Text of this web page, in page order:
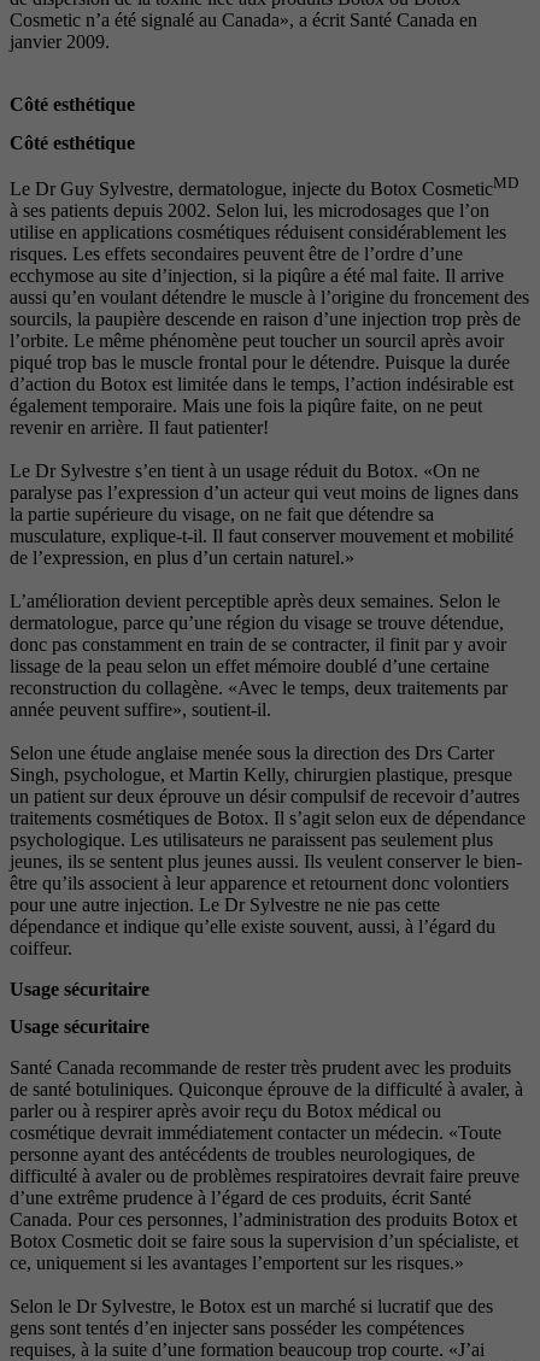
Cosmetic n’a été signalé au Canada», a écrit Santé Canada en
janvier 2009.
Côté esthétique
Côté esthétique
Le Dr Guy Sylvestre, dermatologue, injecte du Botox CosmeticMD
à ses patients depuis 2002. Selon lui, les microdosages que l’on
utilise en applications cosmétiques réduisent considérablement les
risques. Les effets secondaires peuvent être de l’ordre d’une
ecchymose au site d’injection, si la piqûre a été mal faite. Il arrive
aussi qu’en voulant détendre le muscle à l’origine du froncement des
sourcils, la paupière descende en raison d’une injection trop près de
l’orbite. Le même phénomène peut toucher un sourcil après avoir
piqué trop bas le muscle frontal pour le détendre. Puisque la durée
d’action du Botox est limitée dans le temps, l’action indésirable est
également temporaire. Mais une fois la piqûre faite, on ne peut
revenir en arrière. Il faut patienter!
Le Dr Sylvestre s’en tient à un usage réduit du Botox. «On ne
paralyse pas l’expression d’un acteur qui veut moins de lignes dans
la partie supérieure du visage, on ne fait que détendre sa
musculature, explique-t-il. Il faut conserver mouvement et mobilité
de l’expression, en plus d’un certain naturel.»
L’amélioration devient perceptible après deux semaines. Selon le
dermatologue, parce qu’une région du visage se trouve détendue,
donc pas constamment en train de se contracter, il finit par y avoir
lissage de la peau selon un effet mémoire doublé d’une certaine
reconstruction du collagène. «Avec le temps, deux traitements par
année peuvent suffire», soutient-il.
Selon une étude anglaise menée sous la direction des Drs Carter
Singh, psychologue, et Martin Kelly, chirurgien plastique, presque
un patient sur deux éprouve un désir compulsif de recevoir d’autres
traitements cosmétiques de Botox. Il s’agit selon eux de dépendance
psychologique. Les utilisateurs ne paraissent pas seulement plus
jeunes, ils se sentent plus jeunes aussi. Ils veulent conserver le bien-
être qu’ils associent à leur apparence et retournent donc volontiers
pour une autre injection. Le Dr Sylvestre ne nie pas cette
dépendance et indique qu’elle existe souvent, aussi, à l’égard du
coiffeur.
Usage sécuritaire
Usage sécuritaire
Santé Canada recommande de rester très prudent avec les produits
de santé botuliniques. Quiconque éprouve de la difficulté à avaler, à
parler ou à respirer après avoir reçu du Botox médical ou
cosmétique devrait immédiatement contacter un médecin. «Toute
personne ayant des antécédents de troubles neurologiques, de
difficulté à avaler ou de problèmes respiratoires devrait faire preuve
d’une extrême prudence à l’égard de ces produits, écrit Santé
Canada. Pour ces personnes, l’administration des produits Botox et
Botox Cosmetic doit se faire sous la supervision d’un spécialiste, et
ce, uniquement si les avantages l’emportent sur les risques.»
Selon le Dr Sylvestre, le Botox est un marché si lucratif que des
gens sont tentés d’en injecter sans posséder les compétences
requises, à la suite d’une formation beaucoup trop courte. «J’ai